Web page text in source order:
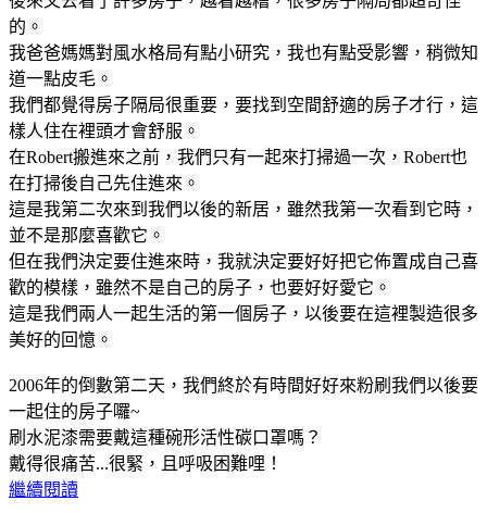
的。
我爸爸媽媽對風水格局有點小研究，我也有點受影響，稍微知
道一點皮毛。
我們都覺得房子隔局很重要，要找到空間舒適的房子才行，這
樣人住在裡頭才會舒服。
在Robert搬進來之前，我們只有一起來打掃過一次，Robert也
在打掃後自己先住進來。
這是我第二次來到我們以後的新居，雖然我第一次看到它時，
並不是那麼喜歡它。
但在我們決定要住進來時，我就決定要好好把它佈置成自己喜
歡的模樣，雖然不是自己的房子，也要好好愛它。
這是我們兩人一起生活的第一個房子，以後要在這裡製造很多
美好的回憶。
2006年的倒數第二天，我們終於有時間好好來粉刷我們以後要
一起住的房子囉~
刷水泥漆需要戴這種碗形活性碳口罩嗎？
戴得很痛苦...很緊，且呼吸困難哩！
繼續閱讀